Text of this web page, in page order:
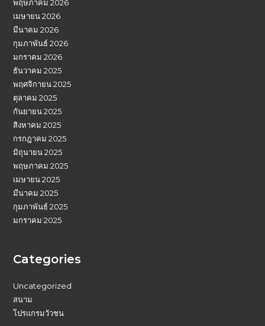
พฤษภาคม 2026
เมษายน 2026
มีนาคม 2026
กุมภาพันธ์ 2026
มกราคม 2026
ธันวาคม 2025
พฤศจิกายน 2025
ตุลาคม 2025
กันยายน 2025
สิงหาคม 2025
กรกฎาคม 2025
มิถุนายน 2025
พฤษภาคม 2025
เมษายน 2025
มีนาคม 2025
กุมภาพันธ์ 2025
มกราคม 2025
Categories
Uncategorized
สนาม
โปรแกรมวัวชน